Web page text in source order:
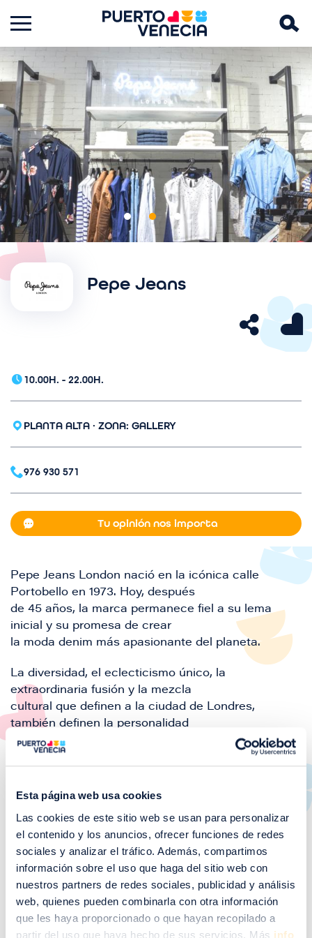
Esta página web usa cookies
Las cookies de este sitio web se usan para personalizar
el contenido y los anuncios, ofrecer funciones de redes
sociales y analizar el tráfico. Además, compartimos
información sobre el uso que haga del sitio web con
nuestros partners de redes sociales, publicidad y análisis
web, quienes pueden combinarla con otra información
que les haya proporcionado o que hayan recopilado a
partir del uso que haya hecho de sus servicios. Más info
Imagen
Pepe Jeans
10.00H. - 22.00H.
PLANTA ALTA · ZONA: GALLERY
976 930 571
Tu opinión nos importa
Pepe Jeans London nació en la icónica calle
Portobello en 1973. Hoy, después
de 45 años, la marca permanece fiel a su lema
inicial y su promesa de crear
la moda denim más apasionante del planeta.
La diversidad, el eclecticismo único, la
extraordinaria fusión y la mezcla
cultural que definen a la ciudad de Londres,
también definen la personalidad
de Pepe Jeans, y continúa siendo la inspiración
En pocos años y tras el éxito obtenido, pasan a ser
propietarios de varias tiendas convirtiéndose en
líderes en el mercado de jeans inglés en los años
80.
Comienza entonces su andadura internacional,
llegando primero a Estados Unidos y después a
Europa donde en pocos años se convierte en una